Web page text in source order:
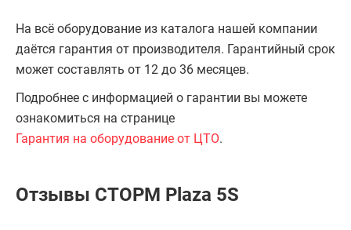
На всё оборудование из каталога нашей компании
даётся гарантия от производителя. Гарантийный срок
может составлять от 12 до 36 месяцев.
Подробнее с информацией о гарантии вы можете
ознакомиться на странице
Гарантия на оборудование от ЦТО.
Отзывы СТОРМ Plaza 5S